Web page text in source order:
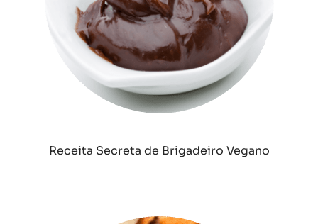
Receita Secreta de Brigadeiro Vegano